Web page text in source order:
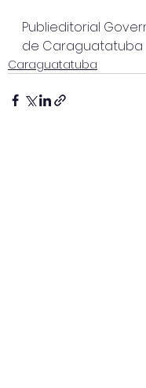
Publieditorial
de Caraguatatuba
Caraguatatuba